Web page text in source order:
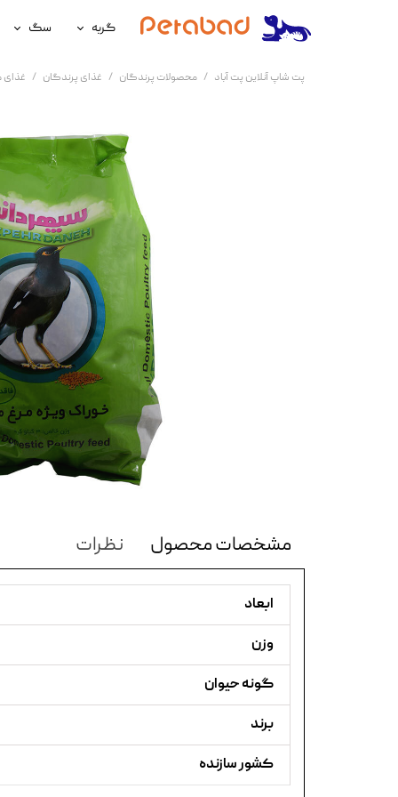
گربه
غذای گربه
سلامتی گربه
آرایشی و بهداشتی گربه
سگ
غذای سگ
سلامتی
آرایشی و
پت شاپ آنلاین پت آباد محصولات پرندگان غذای پرندگان غذای
مشخصات محصول نظرات
ابعاد
وزن
گونه حیوان
برند
کشور سازنده